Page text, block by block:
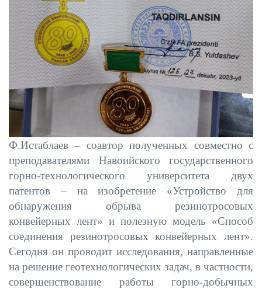
Ф.Истаблаев – соавтор полученных совместно с
преподавателями Навоийского государственного
горно-технологического университета двух
патентов – на изобретение «Устройство для
обнаружения обрыва резинотросовых
конвейерных лент» и полезную модель «Способ
соединения резинотросовых конвейерных лент».
Сегодня он проводит исследования, направленные
на решение геотехнологических задач, в частности,
совершенствование работы горно-добычных